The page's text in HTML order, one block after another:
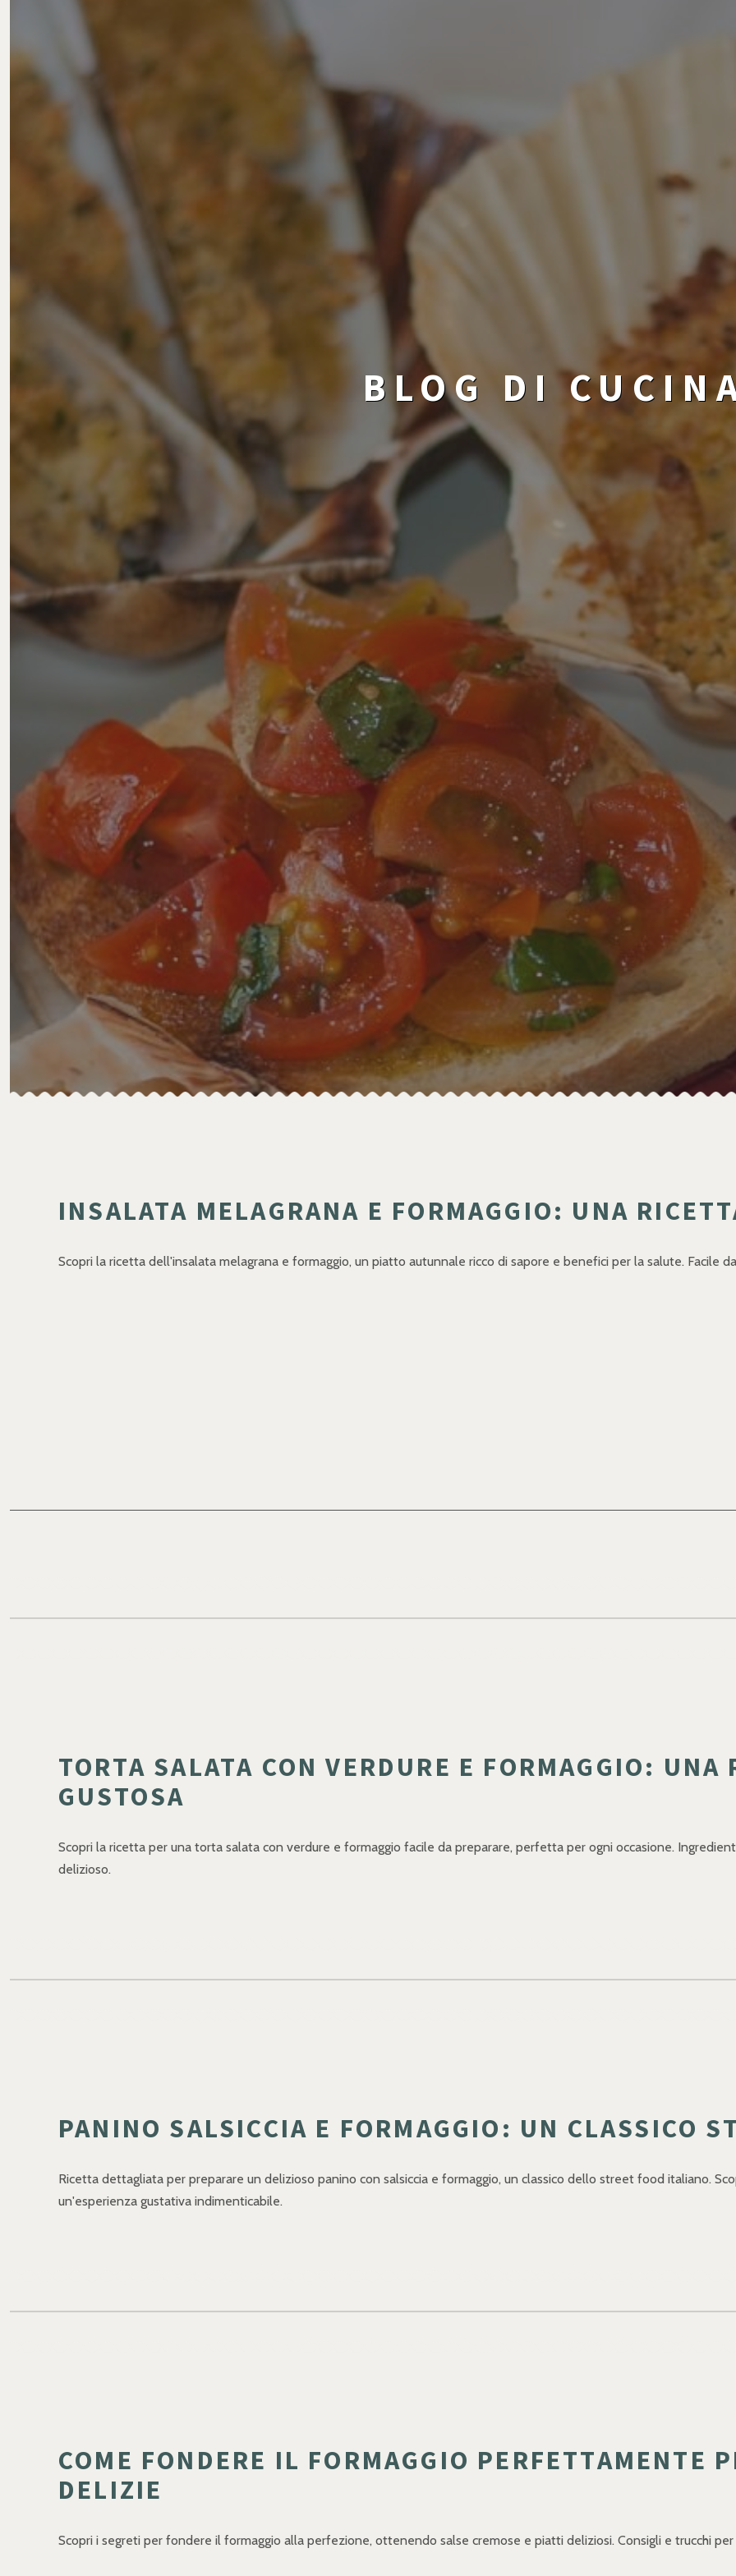
BLOG DI
INSALATA MELAGRANA E FORMAGGIO: UNA
Scopri la ricetta dell'insalata melagrana e formaggio, un piatto autunnale ricco di sapore e benefici per la salute. Facile
TORTA SALATA CON VERDURE E FORMAGGIO:
GUSTOSA
Scopri la ricetta per una torta salata con verdure e formaggio facile da preparare, perfetta per ogni occasione.
delizioso.
PANINO SALSICCIA E FORMAGGIO: UN CLASSICO
Ricetta dettagliata per preparare un delizioso panino con salsiccia e formaggio, un classico dello street food italiano.
un'esperienza gustativa indimenticabile.
COME FONDERE IL FORMAGGIO PERFETTAMENTE
DELIZIE
Scopri i segreti per fondere il formaggio alla perfezione, ottenendo salse cremose e piatti deliziosi. Consigli e trucchi